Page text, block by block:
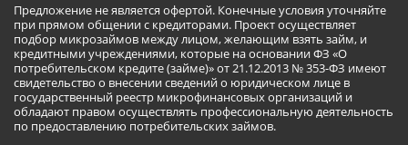
Предложение не является офертой. Конечные условия уточняйте
при прямом общении с кредиторами. Проект осуществляет
подбор микрозаймов между лицом, желающим взять займ, и
кредитными учреждениями, которые на основании ФЗ «О
потребительском кредите (займе)» от 21.12.2013 № 353-ФЗ имеют
свидетельство о внесении сведений о юридическом лице в
государственный реестр микрофинансовых организаций и
обладают правом осуществлять профессиональную деятельность
по предоставлению потребительских займов.